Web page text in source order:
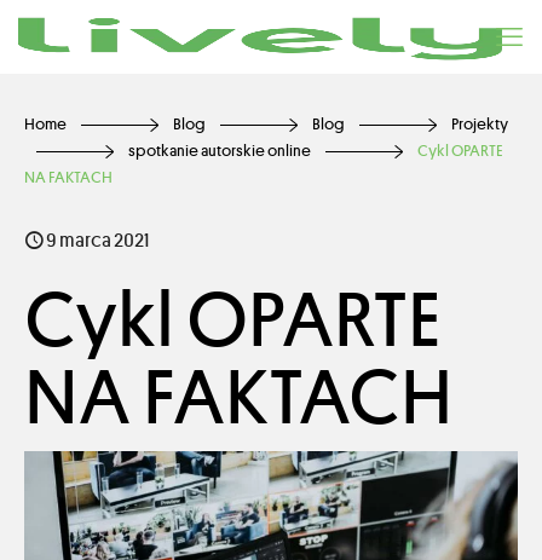
Home Blog Blog
Projekty
spotkanie autorskie online
Cykl OPARTE
NA FAKTACH
9 marca 2021
Cykl OPARTE
NA FAKTACH